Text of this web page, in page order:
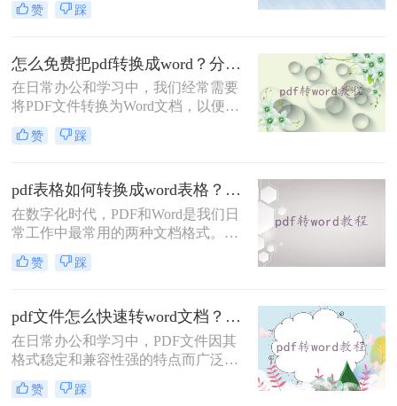
点。在实际应用中，我们经常需要将
修改、编辑或进一步处理。那么pdf转
word文档怎么转换呢？本文将介绍三
种将PDF转换为Word文档的方法。
赞 踩
怎么免费把pdf转换成word？分享3种转换方法!
在日常办公和学习中，我们经常需要
将PDF文件转换为Word文档，以便进
行编辑和修改。那么怎么免费把pdf转
换成word呢？本文将介绍三种免费将
赞 踩
pdf表格如何转换成word表格？三种简单高效的方法！
在数字化时代，PDF和Word是我们日
常工作中最常用的两种文档格式。然
而，它们之间的转换并不总是那么简
单。特别是当我们需要将PDF中的表
量时间和精力。那么pdf表格如何转换
成word表格呢？本文将详细介绍三种
将PDF表格转换为Word表格的方法，
帮助您快速、准确地完成转换工作。
赞 踩
pdf文件怎么快速转word文档？这三种方法你可以试试！
在日常办公和学习中，PDF文件因其
格式稳定和兼容性强的特点而广泛使
用。然而，有时我们需要将PDF文件
转换为Word文档以便于编辑和修改。
赞 踩